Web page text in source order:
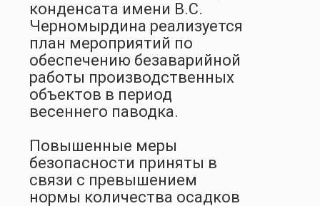
конденсата имени В.С.
Черномырдина реализуется
план мероприятий по
обеспечению безаварийной
работы производственных
объектов в период
весеннего паводка.
Повышенные меры
безопасности приняты в
связи с превышением
нормы количества осадков